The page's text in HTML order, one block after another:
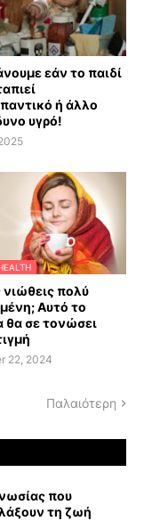
εάν το παιδί
ή άλλο
υγρό!
πολύ
Αυτό το
θα σε τονώσει
22, 2024
Παλαιότερη
που
τη ζωή